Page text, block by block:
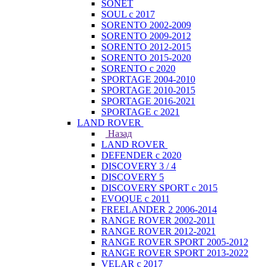
SONET
SOUL с 2017
SORENTO 2002-2009
SORENTO 2009-2012
SORENTO 2012-2015
SORENTO 2015-2020
SORENTO с 2020
SPORTAGE 2004-2010
SPORTAGE 2010-2015
SPORTAGE 2016-2021
SPORTAGE с 2021
LAND ROVER
Назад
LAND ROVER
DEFENDER с 2020
DISCOVERY 3 / 4
DISCOVERY 5
DISCOVERY SPORT с 2015
EVOQUE с 2011
FREELANDER 2 2006-2014
RANGE ROVER 2002-2011
RANGE ROVER 2012-2021
RANGE ROVER SPORT 2005-2012
RANGE ROVER SPORT 2013-2022
VELAR с 2017